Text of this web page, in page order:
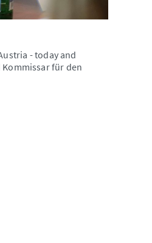
- today and
für den